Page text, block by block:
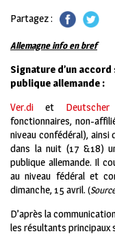
Partagez :
Allemagne info en bref
Signature d’un
publique allemande :
Ver.di et
fonctionnaires, non-
niveau confédéral), ainsi
dans la nuit (17 &18)
publique allemande. Il
au niveau fédéral et
dimanche, 15 avril. (
D’après la
les résultants principaux